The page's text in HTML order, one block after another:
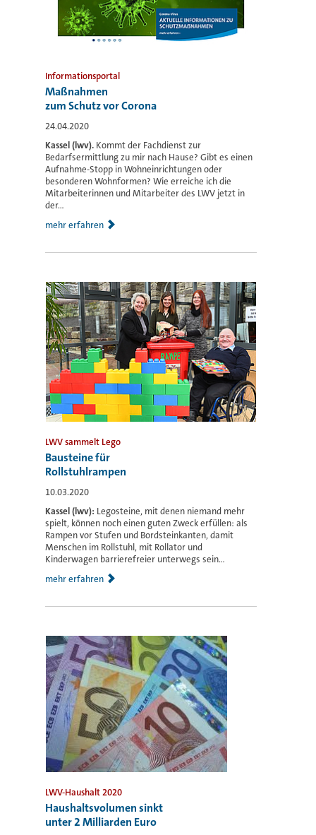
Informationsportal
Maßnahmen
zum Schutz vor Corona
24.04.2020
Kassel (lwv). Kommt der Fachdienst zur
Bedarfsermittlung zu mir nach Hause? Gibt es einen
Aufnahme-Stopp in Wohneinrichtungen oder
besonderen Wohnformen? Wie erreiche ich die
Mitarbeiterinnen und Mitarbeiter des LWV jetzt in
der...
mehr erfahren
LWV sammelt Lego
Bausteine für
Rollstuhlrampen
10.03.2020
Kassel (lwv): Legosteine, mit denen niemand mehr
spielt, können noch einen guten Zweck erfüllen: als
Rampen vor Stufen und Bordsteinkanten, damit
Menschen im Rollstuhl, mit Rollator und
Kinderwagen barrierefreier unterwegs sein...
mehr erfahren
LWV-Haushalt 2020
Haushaltsvolumen sinkt
unter 2 Milliarden Euro